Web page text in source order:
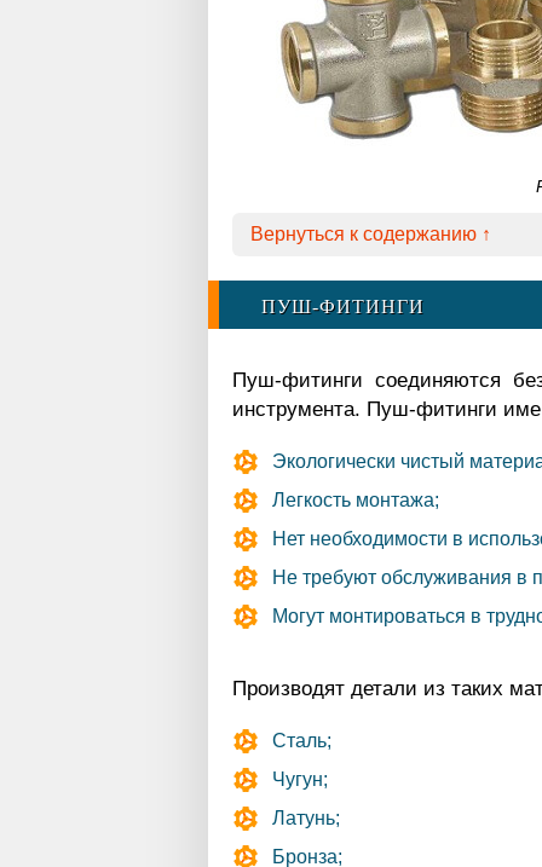
Вернуться к содержанию ↑
ПУШ-ФИТИНГИ
Пуш-фитинги соединяются
инструмента. Пуш-фитинги
Экологически чистый
Легкость монтажа;
Нет необходимости в
Не требуют обслуживания в
Могут монтироваться в
Производят детали из таких
Сталь;
Чугун;
Латунь;
Бронза;